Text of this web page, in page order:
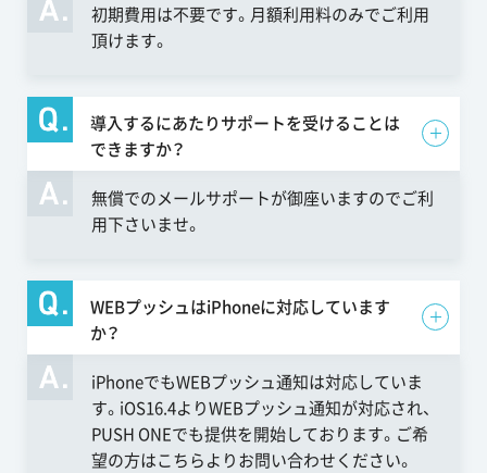
初期費用は不要です。月額利用料のみでご利用
頂けます。
導入するにあたりサポートを受けることは
できますか？
無償でのメールサポートが御座いますのでご利
用下さいませ。
WEBプッシュはiPhoneに対応しています
か？
iPhoneでもWEBプッシュ通知は対応していま
す。iOS16.4よりWEBプッシュ通知が対応され、
PUSH ONEでも提供を開始しております。ご希
望の方はこちらよりお問い合わせください。